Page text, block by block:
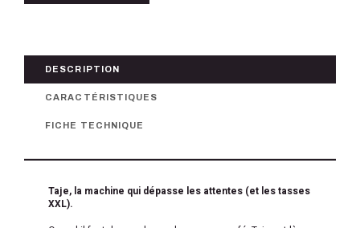
DESCRIPTION
CARACTÉRISTIQUES
FICHE TECHNIQUE
Taje, la machine qui dépasse les attentes (et les tasses
XXL).